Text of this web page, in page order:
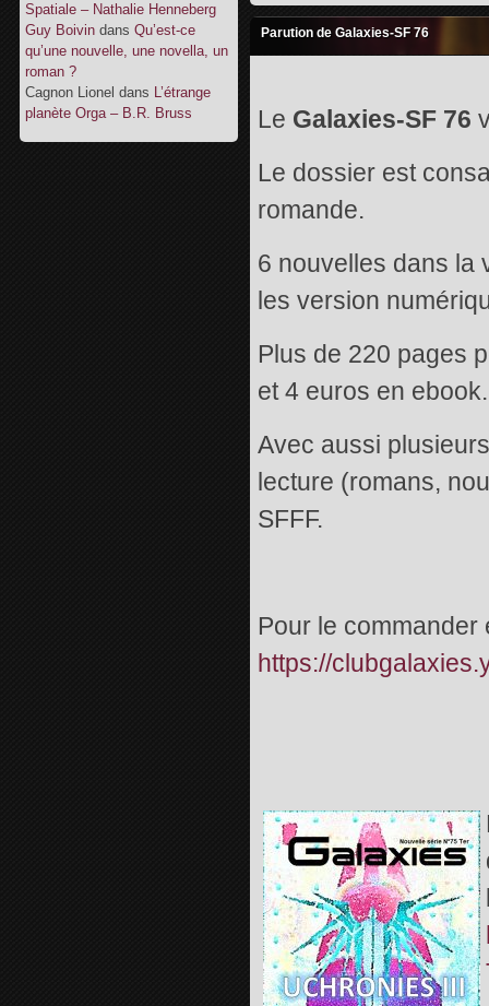
Parution de Galaxies-SF 76
Le Galaxies-SF 76
Le dossier est
romande.
6 nouvelles dans la
les version
Plus de 220 pages
et 4 euros en ebook.
Avec aussi
lecture (romans,
SFFF.
Pour le
https://
Spatiale – Nathalie Henneberg
Guy Boivin dans Qu’est-ce
qu’une nouvelle, une novella, un
roman ?
Cagnon Lionel dans L’étrange
planète Orga – B.R. Bruss